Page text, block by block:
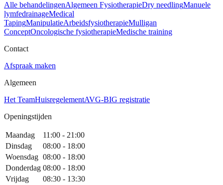
Alle behandelingenAlgemeen FysiotherapieDry needlingManuele
lymfedrainageMedical
TapingManipulatieArbeidsfysiotherapieMulligan
ConceptOncologische fysiotherapieMedische training
Contact
Afspraak maken
Algemeen
Het TeamHuisregelementAVG-BIG registratie
Openingstijden
Maandag
11:00 - 21:00
Dinsdag
08:00 - 18:00
Woensdag 08:00 - 18:00
Donderdag 08:00 - 18:00
Vrijdag
08:30 - 13:30